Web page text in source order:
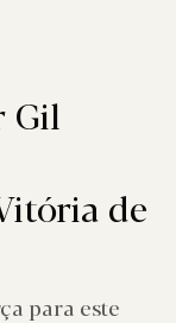
Gil
de
para este